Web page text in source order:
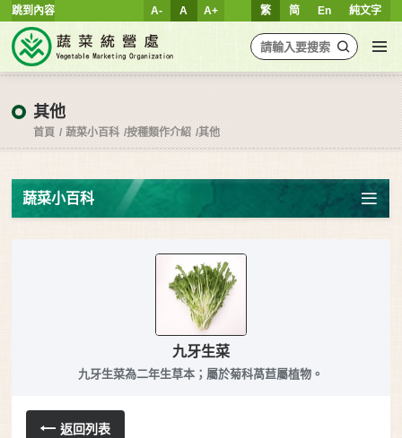
跳到內容 繁 简 En 純文字
A- A A+
其他
首頁 蔬菜小百科 按種類作介紹 其他
蔬菜小百科
九牙生菜
九牙生菜為二年生草本；屬於菊科萵苣屬植物。
返回列表